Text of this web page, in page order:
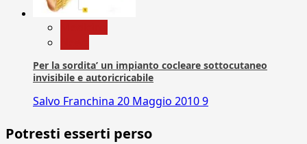
Per la sordita’ un impianto cocleare sottocutaneo
invisibile e autoricricabile
Salvo Franchina 20 Maggio 20109
Potresti esserti perso